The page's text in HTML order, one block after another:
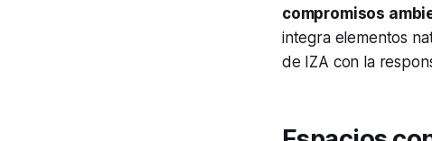
compromisos
integra elementos
de IZA con la